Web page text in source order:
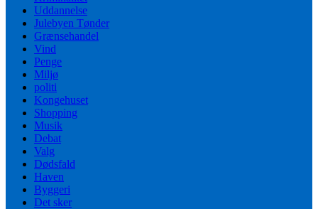
Uddannelse
Julebyen Tønder
Grænsehandel
Vind
Penge
Miljø
politi
Kongehuset
Shopping
Musik
Debat
Valg
Dødsfald
Haven
Byggeri
Det sker